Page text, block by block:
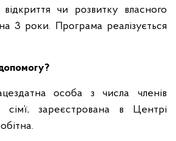
чи розвитку власного
3 роки. Програма реалізується
особа з числа членів
сім’ї, зареєстрована в Центрі